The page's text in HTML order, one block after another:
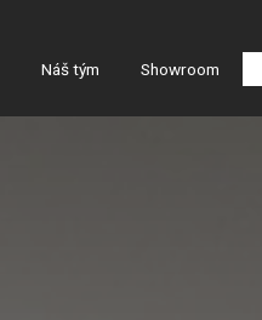
Náš tým Showroom